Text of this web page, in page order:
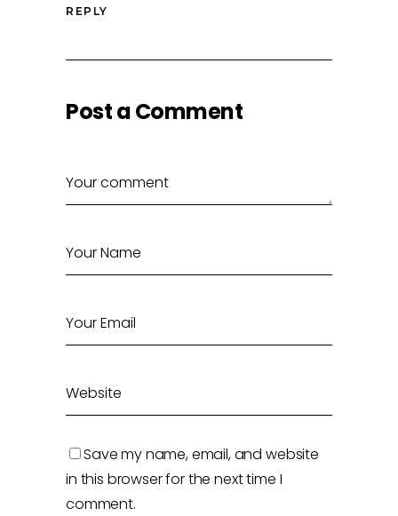
REPLY
Post a Comment
Save my name, email, and website
in this browser for the next time I
comment.